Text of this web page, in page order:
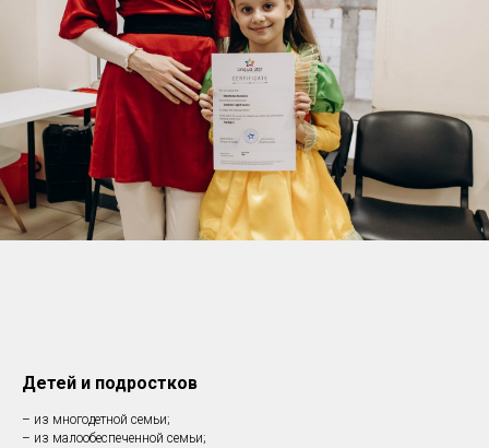
Детей и подростков
– из многодетной семьи;
– из малообеспеченной семьи;